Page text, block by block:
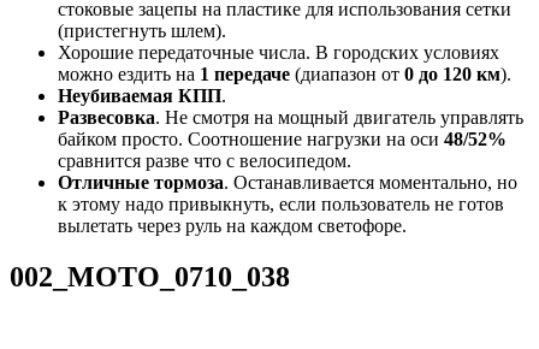
стоковые зацепы на пластике для использования сетки
(пристегнуть шлем).
Хорошие передаточные числа. В городских условиях
можно ездить на 1 передаче (диапазон от 0 до 120 км).
Неубиваемая КПП.
Развесовка. Не смотря на мощный двигатель управлять
байком просто. Соотношение нагрузки на оси 48/52%
сравнится разве что с велосипедом.
Отличные тормоза. Останавливается моментально, но
к этому надо привыкнуть, если пользователь не готов
вылетать через руль на каждом светофоре.
002_MOTO_0710_038